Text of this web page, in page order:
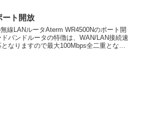
ート開放
線LANルータAterm WR4500Nのポート開
バンドルータの特徴は、WAN/LAN接続速
なりますので最大100Mbps全二重となり